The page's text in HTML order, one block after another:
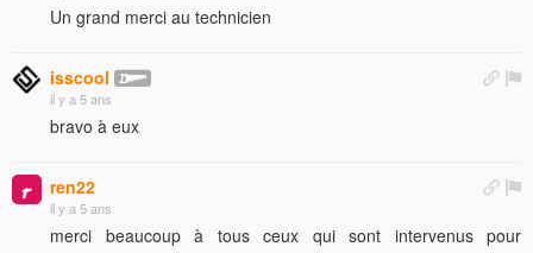
Un grand merci au technicien
isscool
il y a 5 ans
bravo à eux
ren22
il y a 5 ans
merci beaucoup à tous ceux qui sont intervenus pour